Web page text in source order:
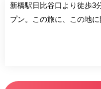
新橋駅日比谷口より徒歩3
プン。この旅に、この地に